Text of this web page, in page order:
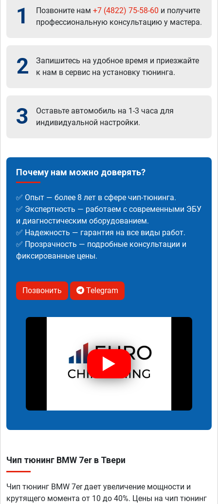
1 Позвоните нам +7 (4822) 75-58-60 и получите
профессиональную консультацию у мастера.
2
Запишитесь на удобное время и приезжайте
к нам в сервис на установку тюнинга.
3
Оставьте автомобиль на 1-3 часа для
индивидуальной настройки.
Почему нам можно доверять?
✅ Опыт — более 8 лет в сфере чип-тюнинга.
✅ Экспертность — работаем с современными ЭБУ
и диагностическим оборудованием.
✅ Надежность — гарантия на все виды работ.
✅ Прозрачность — подробные консультации и
фиксированные цены.
Позвонить Telegram
Чип тюнинг BMW 7er в Твери
Чип тюнинг BMW 7er дает увеличение мощности и
крутящего момента от 10 до 40%. Цены на чип тюнинг